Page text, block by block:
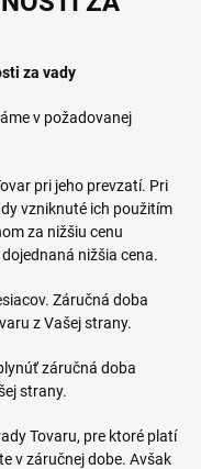
za vady
v požadovanej
pri jeho prevzatí. Pri
vzniknuté ich použitím
za nižšiu cenu
nižšia cena.
Záručná doba
z Vašej strany.
záručná doba
strany.
Tovaru, pre ktoré platí
v záručnej dobe. Avšak